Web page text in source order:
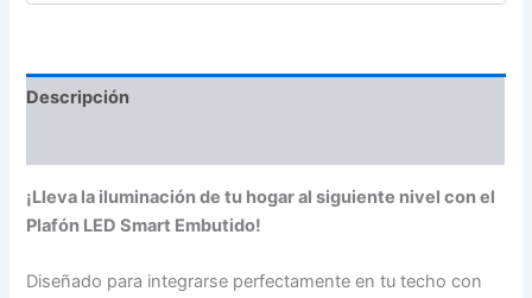
Descripción
¡Lleva la iluminación de tu hogar al siguiente nivel con el
Plafón LED Smart Embutido!
Diseñado para integrarse perfectamente en tu techo con